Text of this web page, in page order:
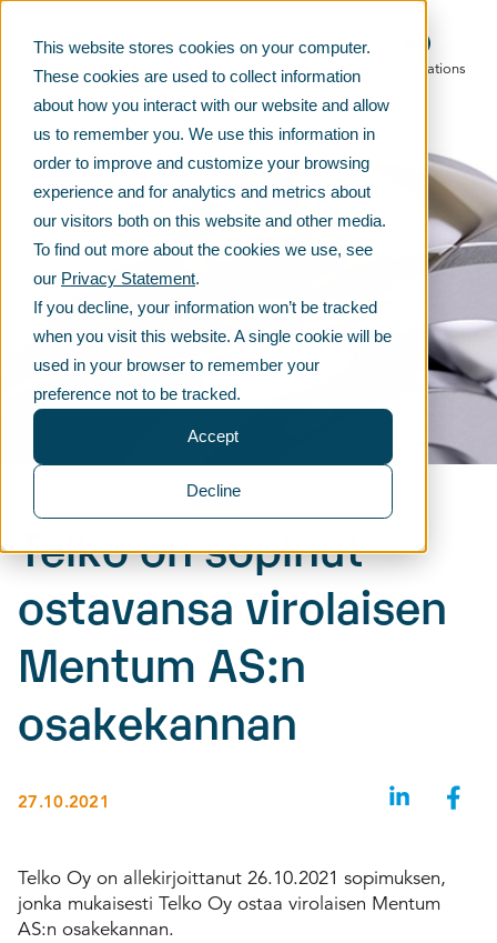
This website stores cookies on your computer.
These cookies are used to collect information
about how you interact with our website and allow
us to remember you. We use this information in
order to improve and customize your browsing
experience and for analytics and metrics about
our visitors both on this website and other media.
To find out more about the cookies we use, see
our Privacy Statement.
If you decline, your information won’t be tracked
when you visit this website. A single cookie will be
used in your browser to remember your
preference not to be tracked.
Accept
Decline
Main menu Telko locations
Telko on sopinut
ostavansa virolaisen
Mentum AS:n
osakekannan
27.10.2021
Telko Oy on allekirjoittanut 26.10.2021 sopimuksen,
jonka mukaisesti Telko Oy ostaa virolaisen Mentum
AS:n osakekannan.